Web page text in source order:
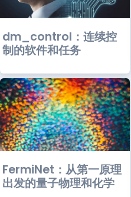
dm_control：连续控
制的软件和任务
FermiNet：从第一原理
出发的量子物理和化学